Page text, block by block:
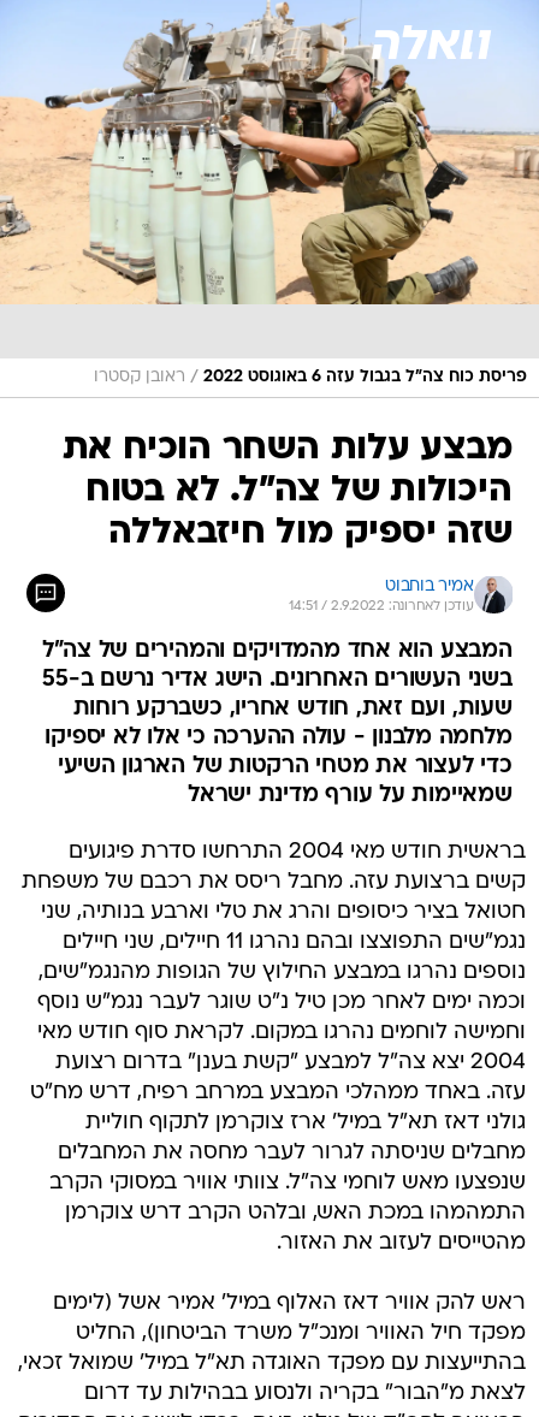
פריסת כוח צה"ל בגבול עזה 6 באוגוסט 2022 / ראובן קסטרו
מבצע עלות השחר הוכיח את
היכולות של צה"ל. לא בטוח
שזה יספיק מול חיזבאללה
אמיר בוחבוט
עודכן לאחרונה: 2.9.2022 / 14:51
המבצע הוא אחד מהמדויקים והמהירים של צה"ל
בשני העשורים האחרונים. הישג אדיר נרשם ב-55
שעות, ועם זאת, חודש אחריו, כשברקע רוחות
מלחמה מלבנון - עולה ההערכה כי אלו לא יספיקו
כדי לעצור את מטחי הרקטות של הארגון השיעי
שמאיימות על עורף מדינת ישראל
בראשית חודש מאי 2004 התרחשו סדרת פיגועים
קשים ברצועת עזה. מחבל ריסס את רכבם של משפחת
חטואל בציר כיסופים והרג את טלי וארבע בנותיה, שני
נגמ"שים התפוצצו ובהם נהרגו 11 חיילים, שני חיילים
נוספים נהרגו במבצע החילוץ של הגופות מהנגמ"שים,
וכמה ימים לאחר מכן טיל נ"ט שוגר לעבר נגמ"ש נוסף
וחמישה לוחמים נהרגו במקום. לקראת סוף חודש מאי
2004 יצא צה"ל למבצע "קשת בענן" בדרום רצועת
עזה. באחד ממהלכי המבצע במרחב רפיח, דרש מח"ט
גולני דאז תא"ל במיל' ארז צוקרמן לתקוף חוליית
מחבלים שניסתה לגרור לעבר מחסה את המחבלים
שנפצעו מאש לוחמי צה"ל. צוותי אוויר במסוקי הקרב
התמהמהו במכת האש, ובלהט הקרב דרש צוקרמן
מהטייסים לעזוב את האזור.
ראש להק אוויר דאז האלוף במיל' אמיר אשל (לימים
מפקד חיל האוויר ומנכ"ל משרד הביטחון), החליט
בהתייעצות עם מפקד האוגדה תא"ל במיל' שמואל זכאי,
לצאת מ"הבור" בקריה ולנסוע בבהילות עד דרום